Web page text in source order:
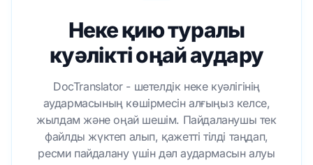
Неке қию туралы
куәлікті оңай аудару
DocTranslator - шетелдік неке куәлігінің
аудармасының көшірмесін алғыңыз келсе,
жылдам және оңай шешім. Пайдаланушы тек
файлды жүктеп алып, қажетті тілді таңдап,
ресми пайдалану үшін дәл аудармасын алуы